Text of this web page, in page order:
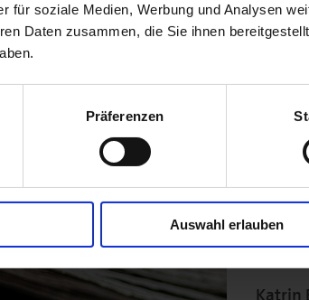
für soziale Medien, Werbung und Analysen
Daten zusammen, die Sie ihnen
Präferenzen
Auswahl erlauben
gern
oder